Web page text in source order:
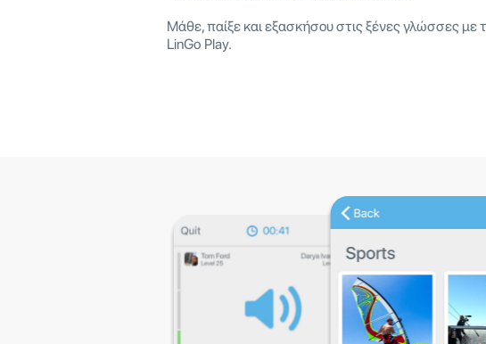
Μάθε, παίξε και εξασκήσου στις ξένες γλώσσες με
LinGo Play.